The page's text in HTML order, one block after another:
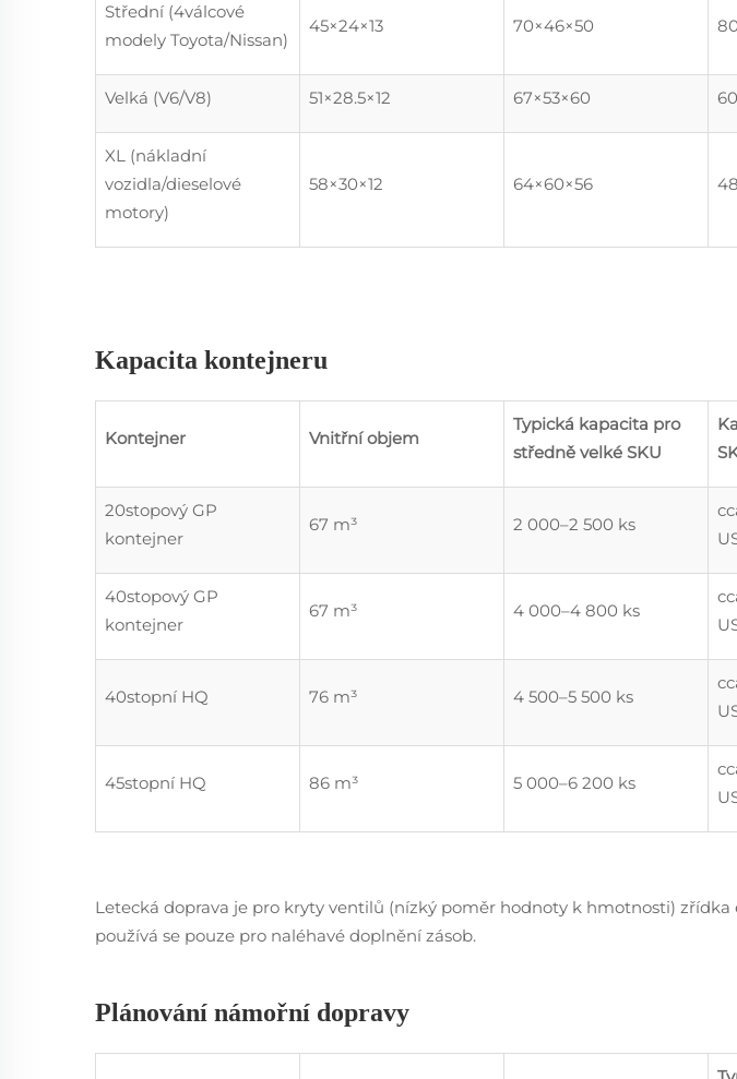
Střední (4válcové
modely Toyota/Nissan)
45×24×13 70×46×50 80
Velká (V6/V8) 51×28.5×12 67×53×60 60
XL (nákladní
vozidla/dieselové
motory)
58×30×12 64×60×56 48
Kapacita kontejneru
Kontejner Vnitřní objem
Typická kapacita pro
středně velké SKU
20stopový GP
kontejner
67 m³ 2 000–2 500 ks
40stopový GP
kontejner
67 m³ 4 000–4 800 ks
40stopní HQ 76 m³ 4 500–5 500 ks
45stopní HQ 86 m³ 5 000–6 200 ks
Letecká doprava je pro kryty ventilů (nízký poměr hodnoty k hmotnosti) zřídka
používá se pouze pro naléhavé doplnění zásob.
Plánování námořní dopravy